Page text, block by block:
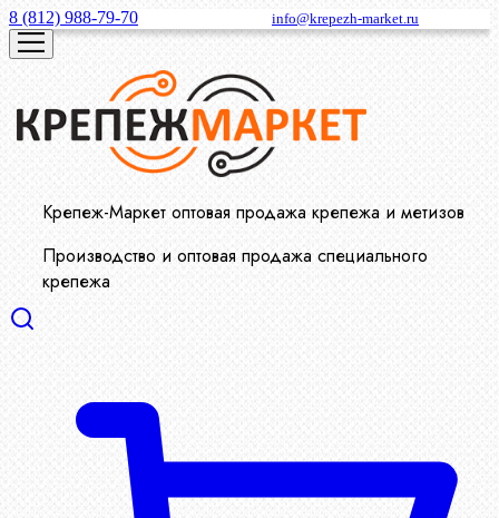
8 (812) 988-79-70 info@krepezh-market.ru
Крепеж-Маркет оптовая продажа крепежа и метизов
Производство и оптовая продажа специального
крепежа